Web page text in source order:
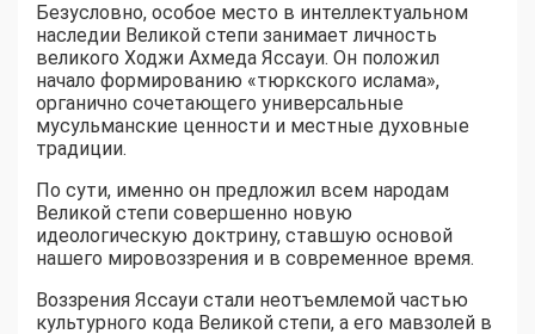
Безусловно, особое место в интеллектуальном
наследии Великой степи занимает личность
великого Ходжи Ахмеда Яссауи. Он положил
начало формированию «тюркского ислама»,
органично сочетающего универсальные
мусульманские ценности и местные духовные
традиции.
По сути, именно он предложил всем народам
Великой степи совершенно новую
идеологическую доктрину, ставшую основой
нашего мировоззрения и в современное время.
Воззрения Яссауи стали неотъемлемой частью
культурного кода Великой степи, а его мавзолей в